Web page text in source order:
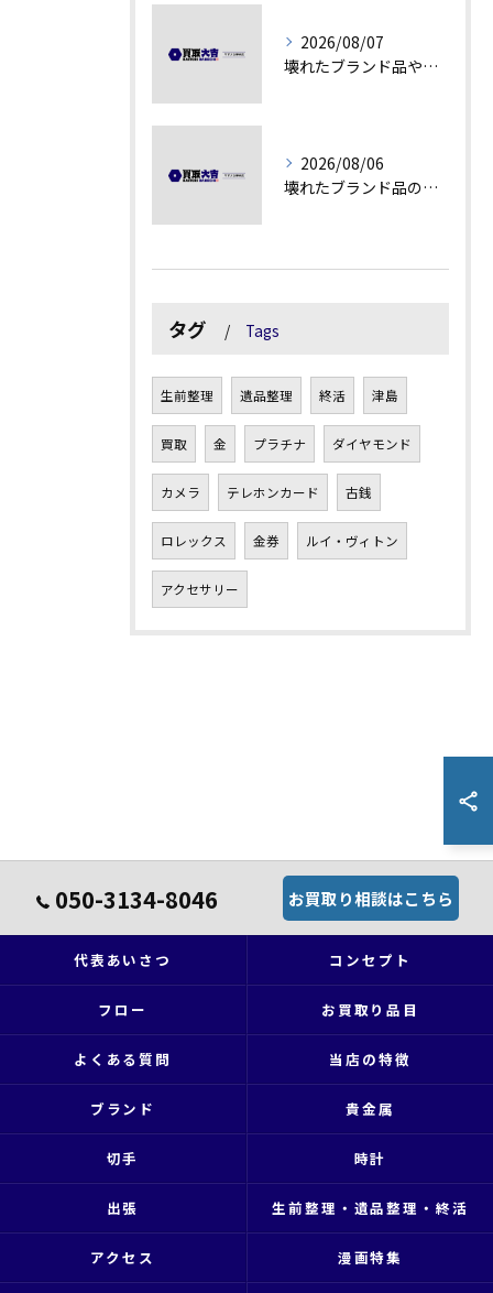
2026/08/07
壊れたブランド品や古物の価値を見極める秘訣
2026/08/06
壊れたブランド品の価値を見極める技術とは
タグ Tags
生前整理 遺品整理 終活 津島
買取 金 プラチナ ダイヤモンド
カメラ テレホンカード 古銭
ロレックス 金券 ルイ・ヴィトン
アクセサリー
050-3134-8046 お買取り相談はこちら
代表あいさつ コンセプト
フロー お買取り品目
よくある質問 当店の特徴
ブランド 貴金属
切手 時計
出張 生前整理・遺品整理・終活
アクセス 漫画特集